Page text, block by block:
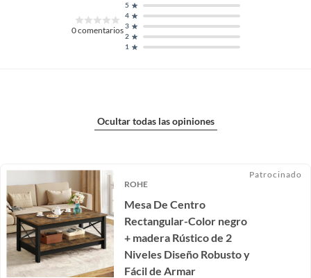
0comentarios
1
2
3
4
5
Ocultar todas las opiniones
ROHE
Mesa De Centro
Rectangular-Color negro
+ madera Rústico de 2
Niveles Diseño Robusto y
Fácil de Armar
Patrocinado